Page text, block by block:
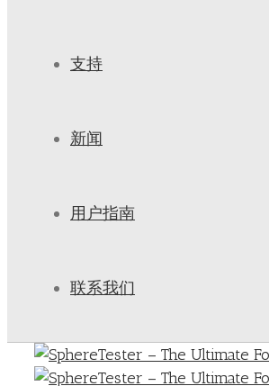
支持
新闻
用户指南
联系我们